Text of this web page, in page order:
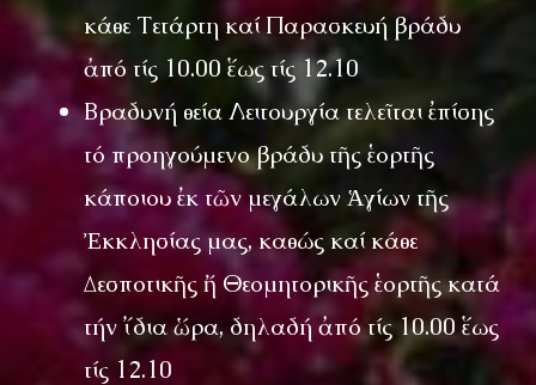
κάθε Τετάρτη καί Παρασκευή βράδυ
ἀπό τίς 10.00 ἕως τίς 12.10
Βραδυνή θεία Λειτουργία τελεῖται ἐπίσης
τό προηγούμενο βράδυ τῆς ἑορτῆς
κάποιου ἐκ τῶν μεγάλων Ἁγίων τῆς
Ἐκκλησίας μας, καθώς καί κάθε
Δεσποτικῆς ἤ Θεομητορικῆς ἑορτῆς κατά
τήν ἴδια ὥρα, δηλαδή ἀπό τίς 10.00 ἕως
τίς 12.10